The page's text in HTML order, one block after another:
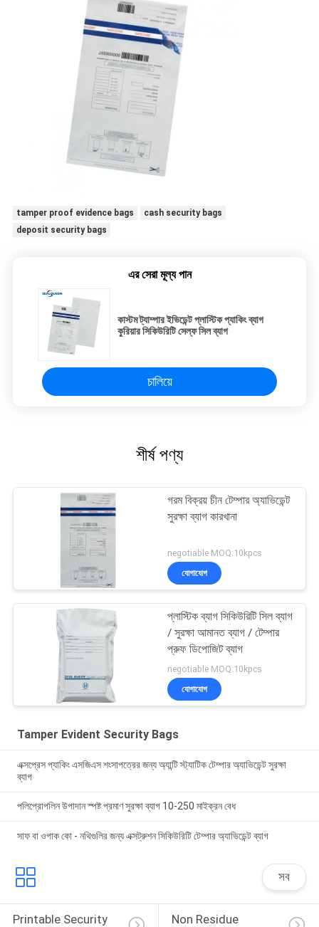
tamper proof evidence bags
cash security bags
deposit security bags
এর সেরা মূল্য পান
কাস্টম ট্যাম্পার ইভিডেন্ট প্লাস্টিক প্যাকিং ব্যাগ
কুরিয়ার সিকিউরিটি সেল্ফ সিল ব্যাগ
চালিয়ে
শীর্ষ পণ্য
গরম বিক্রয় চীন টেম্পার অ্যাভিডেন্ট
সুরক্ষা ব্যাগ কারখানা
negotiable MOQ:10kpcs
যোগাযোগ
প্লাস্টিক ব্যাগ সিকিউরিটি সিল ব্যাগ
/ সুরক্ষা আমানত ব্যাগ / টেম্পার
প্রুফ ডিপোজিট ব্যাগ
negotiable MOQ:10kpcs
যোগাযোগ
Tamper Evident Security Bags
এক্সপ্রেস প্যাকিং এসজিএস শংসাপত্রের জন্য অ্যান্টি স্ট্যাটিক টেম্পার অ্যাভিডেন্ট সুরক্ষা
ব্যাগ
পলিপ্রোপলিন উপাদান স্পষ্ট প্রমাণ সুরক্ষা ব্যাগ 10-250 মাইক্রন বেধ
সাফ বা ওপাক কো - নথিগুলির জন্য এক্সট্রুশন সিকিউরিটি টেম্পার অ্যাভিডেন্ট ব্যাগ
সব
Printable Security
Non Residue